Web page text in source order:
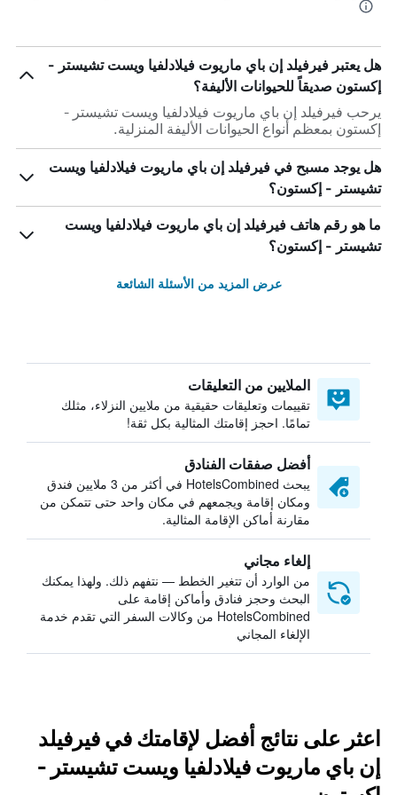
هل يعتبر فيرفيلد إن باي ماريوت فيلادلفيا ويست تشيستر -
إكستون صديقاً للحيوانات الأليفة؟
يرحب فيرفيلد إن باي ماريوت فيلادلفيا ويست تشيستر -
إكستون بمعظم أنواع الحيوانات الأليفة المنزلية.
هل يوجد مسبح في فيرفيلد إن باي ماريوت فيلادلفيا ويست
تشيستر - إكستون؟
ما هو رقم هاتف فيرفيلد إن باي ماريوت فيلادلفيا ويست
تشيستر - إكستون؟
عرض المزيد من الأسئلة الشائعة
الملايين من التعليقات
تقييمات وتعليقات حقيقية من ملايين النزلاء، مثلك
تمامًا. احجز إقامتك المثالية بكل ثقة!
أفضل صفقات الفنادق
يبحث HotelsCombined في أكثر من 3 ملايين فندق
ومكان إقامة ويجمعهم في مكان واحد حتى تتمكن من
مقارنة أماكن الإقامة المثالية.
إلغاء مجاني
من الوارد أن تتغير الخطط — نتفهم ذلك. ولهذا يمكنك
البحث وحجز فنادق وأماكن إقامة على
HotelsCombined من وكالات السفر التي تقدم خدمة
الإلغاء المجاني
اعثر على نتائج أفضل لإقامتك في فيرفيلد
إن باي ماريوت فيلادلفيا ويست تشيستر -